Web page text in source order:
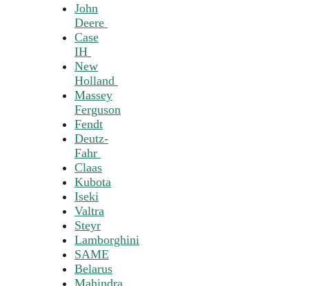
John
Deere
Case
IH
New
Holland
Massey
Ferguson
Fendt
Deutz-
Fahr
Claas
Kubota
Iseki
Valtra
Steyr
Lamborghini
SAME
Belarus
Mahindra